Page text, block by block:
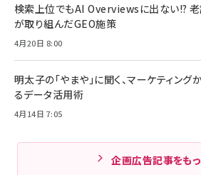
検索上位でもAI Overviewsに出ない!?
が取り組んだGEO施策
4月20日 8:00
明太子の「やまや」に聞く、マーケティン
るデータ活用術
4月14日 7:05
企画広告記事をも